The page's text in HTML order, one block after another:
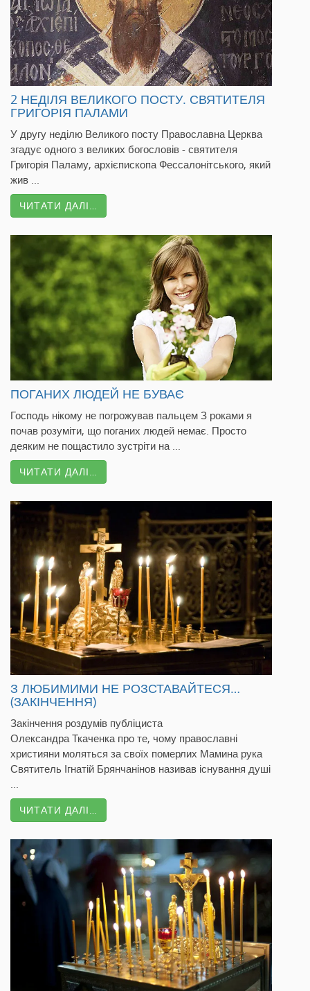
2 НЕДІЛЯ ВЕЛИКОГО ПОСТУ. СВЯТИТЕЛЯ
ГРИГОРІЯ ПАЛАМИ
У другу неділю Великого посту Православна Церква
згадує одного з великих богословів - святителя
Григорія Паламу, архієпископа Фессалонітського, який
жив ...
ЧИТАТИ ДАЛІ…
ПОГАНИХ ЛЮДЕЙ НЕ БУВАЄ
Господь нікому не погрожував пальцем З роками я
почав розуміти, що поганих людей немає. Просто
деяким не пощастило зустріти на ...
ЧИТАТИ ДАЛІ…
З ЛЮБИМИМИ НЕ РОЗСТАВАЙТЕСЯ…
(ЗАКІНЧЕННЯ)
Закінчення роздумів публіциста
Олександра Ткаченка про те, чому православні
християни моляться за своїх померлих Мамина рука
Святитель Ігнатій Брянчанінов називав існування душі
...
ЧИТАТИ ДАЛІ…